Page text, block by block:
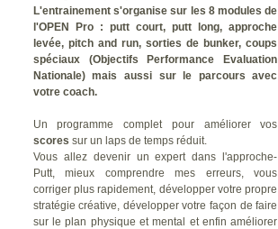
L'entrainement s'organise sur les 8 modules de
l'OPEN Pro : putt court, putt long, approche
levée, pitch and run, sorties de bunker, coups
spéciaux (Objectifs Performance Evaluation
Nationale) mais aussi sur le parcours avec
votre coach.
Un programme complet pour améliorer vos
scores sur un laps de temps réduit.
Vous allez devenir un expert dans l'approche-
Putt, mieux comprendre mes erreurs, vous
corriger plus rapidement, développer votre propre
stratégie créative, développer votre façon de faire
sur le plan physique et mental et enfin améliorer